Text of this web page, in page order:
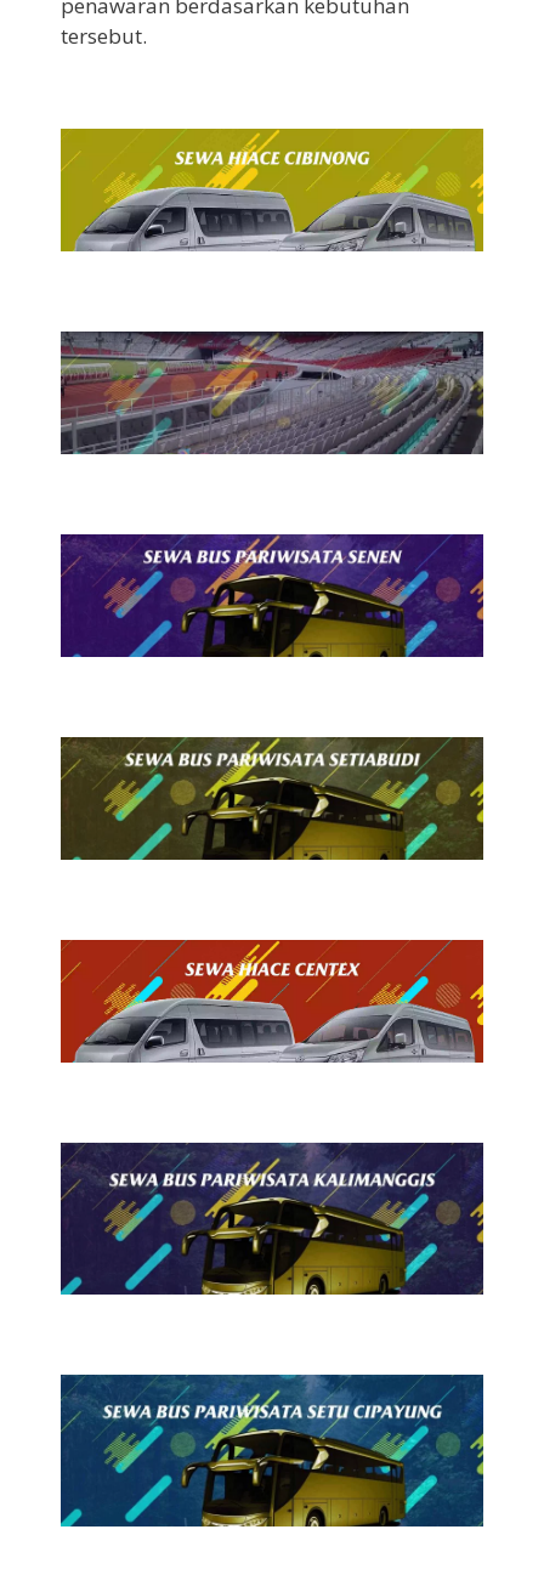
penawaran berdasarkan kebutuhan
tersebut.
7 Agustus 2026
Sewa Hiace Cibinong
7 Agustus 2026
Sewa Bus Ke GBK
24 Juli 2026
Sewa Bus Pariwisata Senen
24 Juli 2026
Sewa Bus Pariwisata Setiabudi
24 Juli 2026
Sewa Hiace Centex
24 Juli 2026
Sewa Bus Pariwisata
Kalimanggis
23 Juli 2026
Sewa Bus Pariwisata Setu
Cipayung